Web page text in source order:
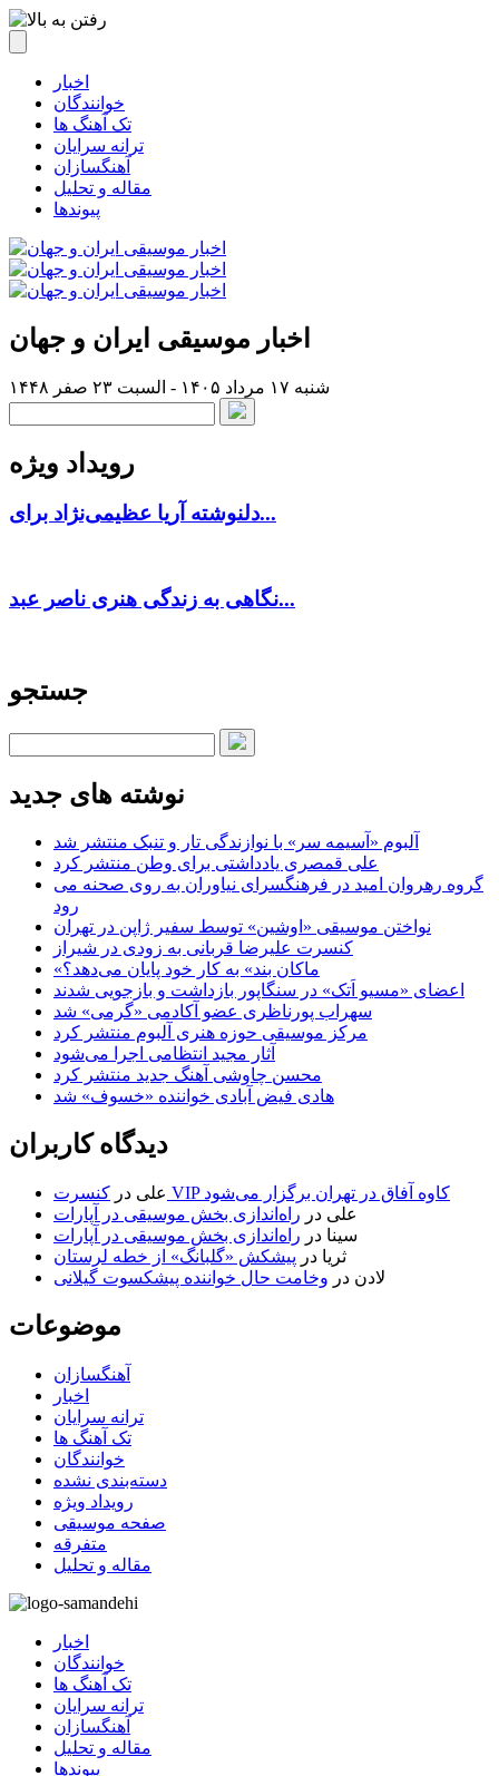
اخبار
خوانندگان
تک آهنگ ها
ترانه سرایان
آهنگسازان
مقاله و تحلیل
پیوندها
اخبار موسیقی ایران و جهان
شنبه ۱۷ مرداد ۱۴۰۵ - السبت ۲۳ صفر ۱۴۴۸
رویداد ویژه
دلنوشته آریا عظیمی‌نژاد برای...
نگاهی به زندگی هنری ناصر عبد...
جستجو
نوشته های جدید
آلبوم «آسیمه سر» با نوازندگی تار و تنبک منتشر شد
علی قمصری یادداشتی برای وطن منتشر کرد
گروه رهروان امید در فرهنگسرای نیاوران به روی صحنه می
رود
نواختن موسیقی «اوشین» توسط سفیر ژاپن در تهران
کنسرت علیرضا قربانی به زودی در شیراز
«ماکان بند» به کار خود پایان می‌دهد؟
اعضای «مسیو اَتک» در سنگاپور بازداشت و بازجویی شدند
سهراب پورناظری عضو آکادمی «گرمی» شد
مرکز موسیقی حوزه هنری آلبوم منتشر کرد
آثار مجید انتظامی اجرا می‌شود
محسن چاوشی آهنگ جدید منتشر کرد
هادی فیض آبادی خواننده «خسوف» شد
دیدگاه کاربران
علی در
کنسرت VIP کاوه آفاق در تهران برگزار می‌شود
علی در راه‌اندازی بخش موسیقی در آپارات
سینا در راه‌اندازی بخش موسیقی در آپارات
ثریا در پیشکش «گلبانگ» از خطه لرستان
لادن در وخامت حال خواننده پیشکسوت گیلانی
موضوعات
آهنگسازان
اخبار
ترانه سرایان
تک آهنگ ها
خوانندگان
دسته‌بندی نشده
رویداد ویژه
صفحه موسیقی
متفرقه
مقاله و تحلیل
اخبار
خوانندگان
تک آهنگ ها
ترانه سرایان
آهنگسازان
مقاله و تحلیل
پیوندها